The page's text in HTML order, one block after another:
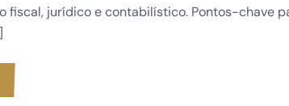
fiscal, jurídico e contabilístico. Pontos-chave